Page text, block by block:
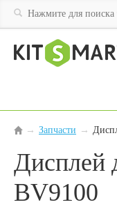
→ Запчасти →
Дисплей
BV9100